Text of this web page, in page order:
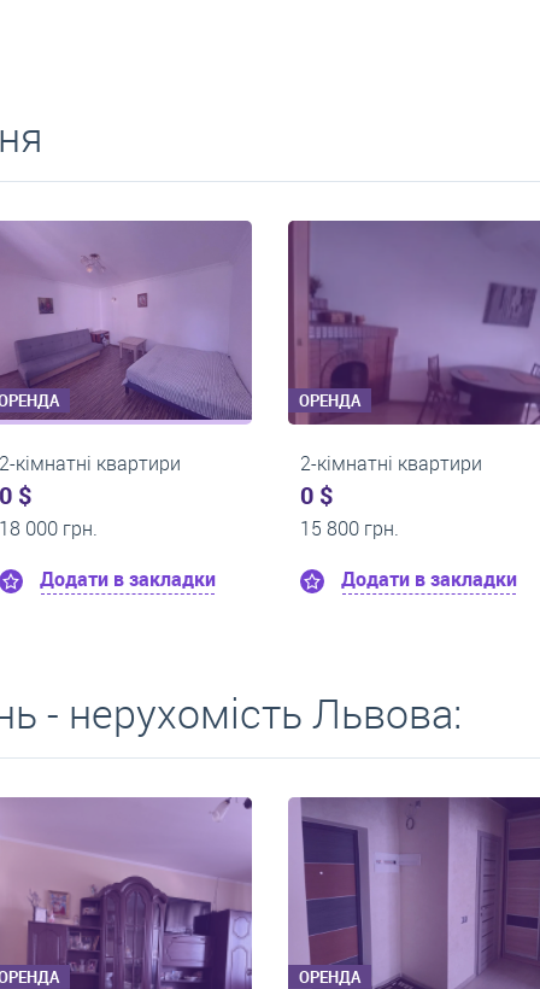
ОРЕНДА
2-кімнатні квартири
15 000 грн.
Додати в закладки
ОРЕНДА
2-кімнатні квартири
16 000 грн.
Додати в закладки
- нерухомість Львова:
ОРЕНДА ОРЕНДА